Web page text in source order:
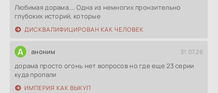
Любимая дорама.... Одна из немногих пронзительно
глубоких историй, которые
ДИСКВАЛИФИЦИРОВАН КАК ЧЕЛОВЕК
А аноним 31.07.26
дорама просто огонь нет вопросов но где еще 23 серии
куда пропали
ИМПЕРИЯ КАК ВЫКУП